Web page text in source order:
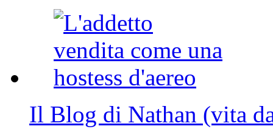
Il Blog di Nathan (vita